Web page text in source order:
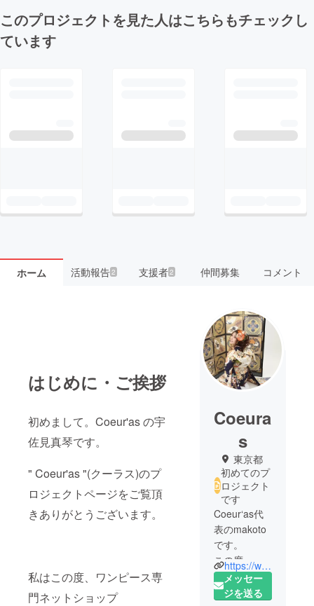
このプロジェクトを見た人はこちらもチェックし
ています
ホーム 活動報告2 支援者2 仲間募集 コメント
はじめに・ご挨拶
初めまして。Coeur'as の宇
佐見真琴です。
" Coeur'as "(クーラス)のプ
ロジェクトページをご覧頂
きありがとうございます。
私はこの度、ワンピース専
門ネットショップ
Coeura
s
東京都
初めてのプ
ロジェクト
です
Coeur‘as代
表のmakoto
です。
この度、
【ワンピー
ス専門
https://www.instagram.com/makoto_melcs/
メッセー
ジを送る